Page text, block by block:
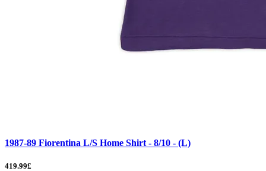
1987-89 Fiorentina L/S Home Shirt - 8/10 - (L)
419.99£